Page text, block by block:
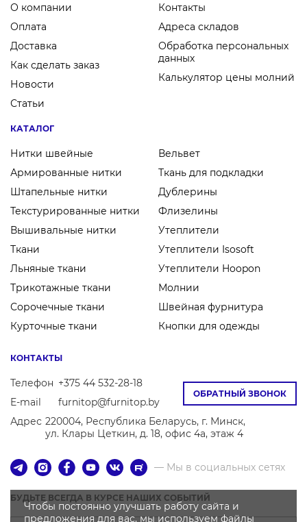
О компании
Оплата
Доставка
Как сделать заказ
Новости
Статьи
Контакты
Адреса складов
Обработка персональных
данных
Калькулятор цены молний
КАТАЛОГ
Нитки швейные
Армированные нитки
Штапельные нитки
Текстурированные нитки
Вышивальные нитки
Ткани
Льняные ткани
Трикотажные ткани
Сорочечные ткани
Курточные ткани
Вельвет
Ткань для подкладки
Дублерины
Флизелины
Утеплители
Утеплители Isosoft
Утеплители Hoopon
Молнии
Швейная фурнитура
Кнопки для одежды
ОБРАТНЫЙ ЗВОНОК
КОНТАКТЫ
Телефон +375 44 532-28-18
E-mail
furnitop@furnitop.by
Адрес 220004, Республика Беларусь, г. Минск,
ул. Клары Цеткин, д. 18, офис 4а, этаж 4
— Мы в социальных сетях
БУДЬТЕ ВСЕГДА В КУРСЕ НАШИХ СОБЫТИЙ
Чтобы постоянно улучшать работу сайта и
предложения для вас, мы используем файлы